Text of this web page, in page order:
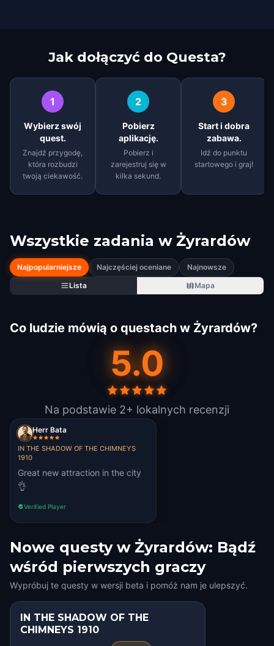
Jak dołączyć do Questa?
1
Wybierz swój
quest.
Znajdź przygodę,
która rozbudzi
twoją ciekawość.
2
Pobierz
aplikację.
Pobierz i
zarejestruj się w
kilka sekund.
3
Start i dobra
zabawa.
Idź do punktu
startowego i graj!
Wszystkie zadania w Żyrardów
Najpopularniejsze Najczęściej oceniane
Najnowsze
Lista
Mapa
Co ludzie mówią o questach w Żyrardów?
5.0
Na podstawie 2+ lokalnych recenzji
Herr Bata
IN THE SHADOW OF THE CHIMNEYS
1910
Great new attraction in the city
👌
Verified Player
Nowe questy w Żyrardów: Bądź
wśród pierwszych graczy
Wypróbuj te questy w wersji beta i pomóż nam je ulepszyć.
STEP INTO THE STORY
IN THE SHADOW OF THE
CHIMNEYS 1910